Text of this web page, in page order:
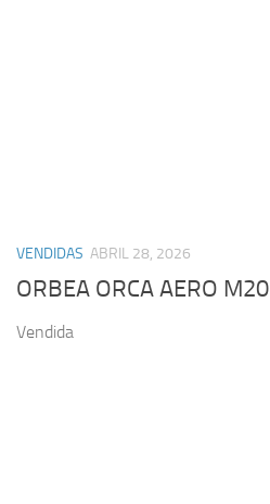
VENDIDAS ABRIL 28, 2026
ORBEA ORCA AERO M20
Vendida